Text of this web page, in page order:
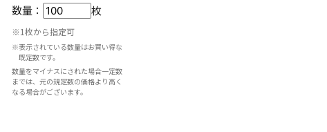
数量：
枚
※1枚から指定可
※表示されている数量はお買い得な
既定数です。
数量をマイナスにされた場合一定数
までは、元の規定数の価格より高く
なる場合がございます。